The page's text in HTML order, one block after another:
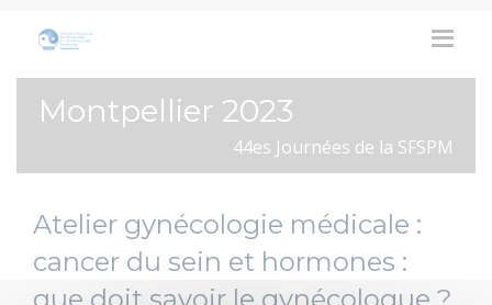
Montpellier 2023
44es Journées de la SFSPM
Atelier gynécologie médicale :
cancer du sein et hormones :
que doit savoir le gynécologue ?